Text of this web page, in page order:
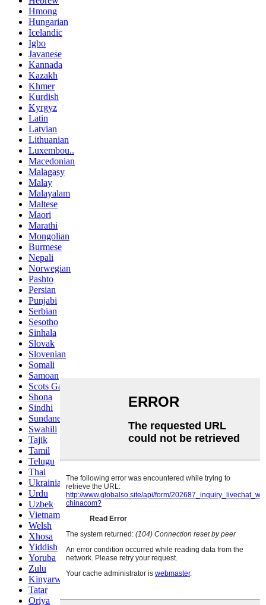
Hmong
Hungarian
Icelandic
Igbo
Javanese
Kannada
Kazakh
Khmer
Kurdish
Kyrgyz
Latin
Latvian
Lithuanian
Luxembou..
Macedonian
Malagasy
Malay
Malayalam
Maltese
Maori
Marathi
Mongolian
Burmese
Nepali
Norwegian
Pashto
Persian
Punjabi
Serbian
Sesotho
Sinhala
Slovak
Slovenian
Somali
Samoan
Scots Gaelic
Shona
Sindhi
Sundanese
Swahili
Tajik
Tamil
Telugu
Thai
Ukrainian
Urdu
Uzbek
Vietnamese
Welsh
Xhosa
Yiddish
Yoruba
Zulu
Kinyarwanda
Tatar
Oriya